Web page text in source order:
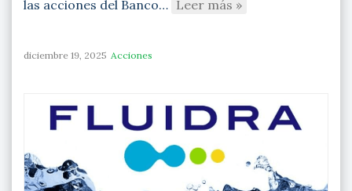
las acciones del Banco… Leer más »
diciembre 19, 2025 Acciones